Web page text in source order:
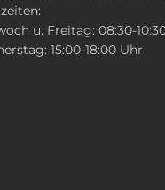
u. Freitag: 08:30-
15:00-18:00 Uhr